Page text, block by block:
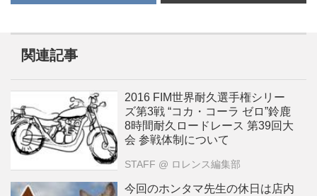
関連記事
2016 FIM世界耐久選手権シリー
ズ第3戦 “コカ・コーラ ゼロ”鈴鹿
8時間耐久ロードレース 第39回大
会 参戦体制について
STAFF @ ロレンス編集部
今回のホンタマ先生の休日は店内